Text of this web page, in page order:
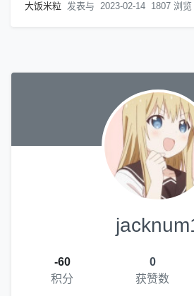
大饭米粒 发表与 2023-02-14 1807 浏览
-60
积分
0
获赞数